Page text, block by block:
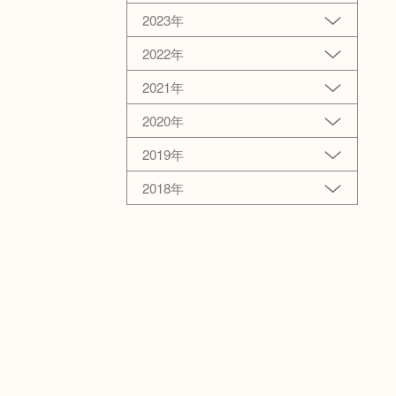
2023年
2022年
2021年
2020年
2019年
2018年